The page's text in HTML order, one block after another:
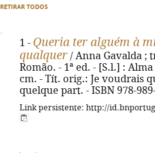
RETIRAR TODOS
1 - Queria ter alguém à
qualquer / Anna Gavalda ;
Romão. - 1ª ed. - [S.l.] :
cm. - Tít. orig.: Je voudrais
quelque part. - ISBN 978-
Link persistente: http://